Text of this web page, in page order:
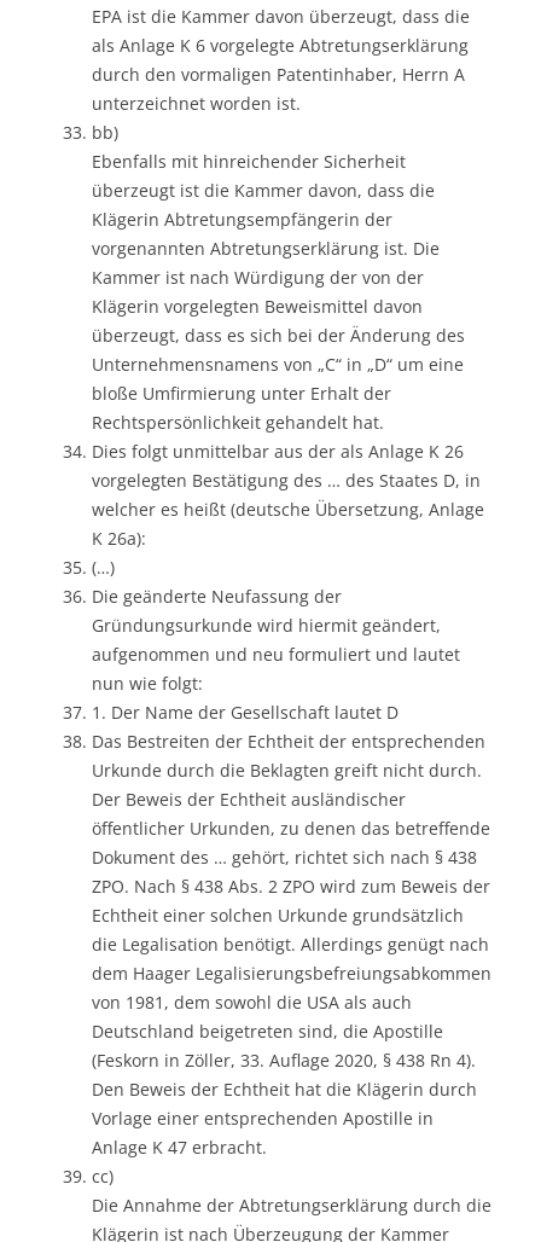
EPA ist die Kammer davon überzeugt, dass die
als Anlage K 6 vorgelegte Abtretungserklärung
durch den vormaligen Patentinhaber, Herrn A
unterzeichnet worden ist.
bb)
Ebenfalls mit hinreichender Sicherheit
überzeugt ist die Kammer davon, dass die
Klägerin Abtretungsempfängerin der
vorgenannten Abtretungserklärung ist. Die
Kammer ist nach Würdigung der von der
Klägerin vorgelegten Beweismittel davon
überzeugt, dass es sich bei der Änderung des
Unternehmensnamens von „C“ in „D“ um eine
bloße Umfirmierung unter Erhalt der
Rechtspersönlichkeit gehandelt hat.
Dies folgt unmittelbar aus der als Anlage K 26
vorgelegten Bestätigung des … des Staates D, in
welcher es heißt (deutsche Übersetzung, Anlage
K 26a):
(…)
Die geänderte Neufassung der
Gründungsurkunde wird hiermit geändert,
aufgenommen und neu formuliert und lautet
nun wie folgt:
1. Der Name der Gesellschaft lautet D
Das Bestreiten der Echtheit der entsprechenden
Urkunde durch die Beklagten greift nicht durch.
Der Beweis der Echtheit ausländischer
öffentlicher Urkunden, zu denen das betreffende
Dokument des … gehört, richtet sich nach § 438
ZPO. Nach § 438 Abs. 2 ZPO wird zum Beweis der
Echtheit einer solchen Urkunde grundsätzlich
die Legalisation benötigt. Allerdings genügt nach
dem Haager Legalisierungsbefreiungsabkommen
von 1981, dem sowohl die USA als auch
Deutschland beigetreten sind, die Apostille
(Feskorn in Zöller, 33. Auflage 2020, § 438 Rn 4).
Den Beweis der Echtheit hat die Klägerin durch
Vorlage einer entsprechenden Apostille in
Anlage K 47 erbracht.
cc)
Die Annahme der Abtretungserklärung durch die
Klägerin ist nach Überzeugung der Kammer